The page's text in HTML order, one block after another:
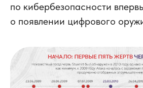
по кибербезопасности
о появлении цифрового